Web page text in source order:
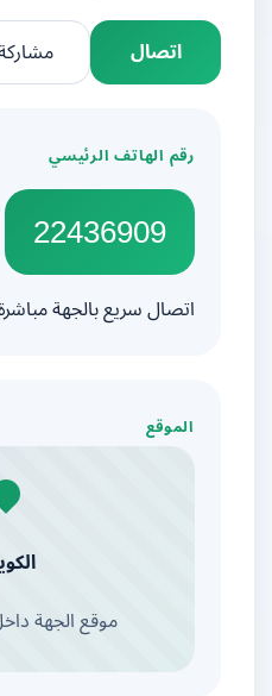
اتصال
مشاركة
رقم الهاتف الرئيسي
22436909
اتصال سريع بالجهة مباشرة
الموقع
الكويت
موقع الجهة داخل